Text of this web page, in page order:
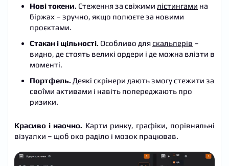
Нові токени. Стеження за свіжими лістингами на
біржах – зручно, якщо полюєте за новими
проєктами.
Стакан і щільності. Особливо дляскальперів –
видно, де стоять великі ордери і де можна влізти в
моменті.
Портфель. Деякі скрінери дають змогу стежити за
своїми активами і навіть попереджають про
ризики.
Красиво і наочно. Карти ринку, графіки, порівняльні
візуалки – щоб око раділо і мозок працював.